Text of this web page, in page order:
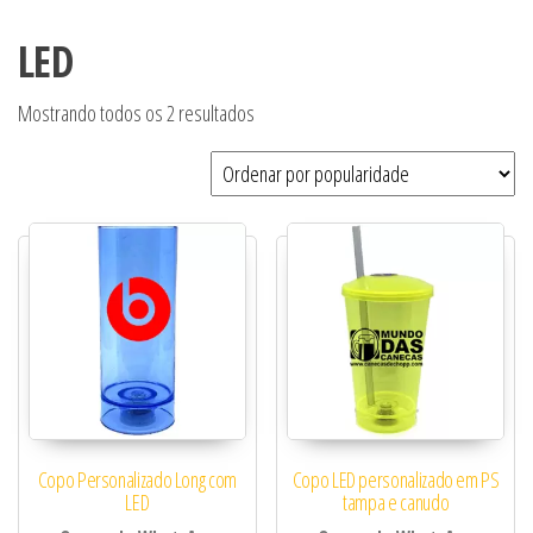
LED
Mostrando todos os 2 resultados
Copo Personalizado Long com
LED
Copo LED personalizado em PS
tampa e canudo